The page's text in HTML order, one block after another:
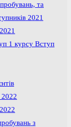
та
2021
1 курсу Вступ
з